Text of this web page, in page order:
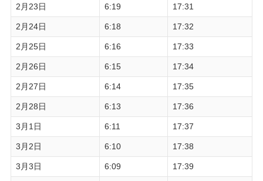
2月23日 6:19 17:31
2月24日 6:18 17:32
2月25日 6:16 17:33
2月26日 6:15 17:34
2月27日 6:14 17:35
2月28日 6:13 17:36
3月1日 6:11 17:37
3月2日 6:10 17:38
3月3日 6:09 17:39